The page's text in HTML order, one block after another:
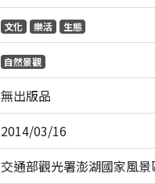
文化 樂活 生態
自然景觀
無出版品
2014/03/16
交通部觀光署澎湖國家風景